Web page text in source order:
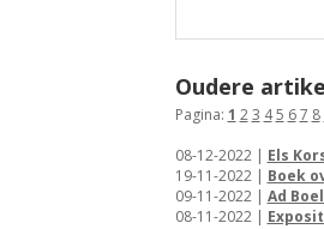
Oudere
Pagina: 1 2 3 4 5 6 7 8
08-12-2022 | Els
19-11-2022 | Boek
09-11-2022 | Ad
08-11-2022 |